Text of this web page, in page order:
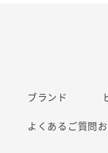
ブランド
よくあるご質問